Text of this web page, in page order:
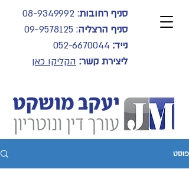
סניף רחובות:
08-9349992
סניף הרצליה:
09-9578125
נייד: 052-6670044
ליצירת קשר: הקליקו כאן
פוסט